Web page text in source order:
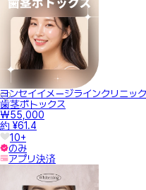
ヨンセイイメージラインクリニック
歯茎ボトックス
₩55,000
約 ¥61.4
10+
のみ
アプリ決済